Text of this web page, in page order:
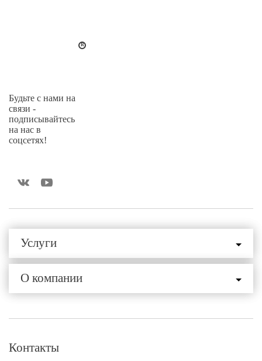
Будьте с нами на
связи -
подписывайтесь
на нас в
соцсетях!
Услуги
О компании
Контакты